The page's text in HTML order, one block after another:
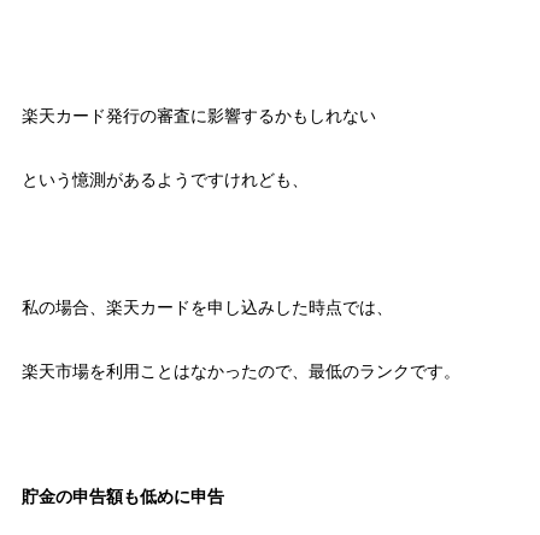
楽天カード発行の審査に影響するかもしれない
という憶測があるようですけれども、
私の場合、楽天カードを申し込みした時点では、
楽天市場を利用ことはなかったので、最低のランクです。
貯金の申告額も低めに申告